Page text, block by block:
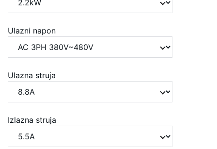
Ulazni napon
Ulazna struja
Izlazna struja